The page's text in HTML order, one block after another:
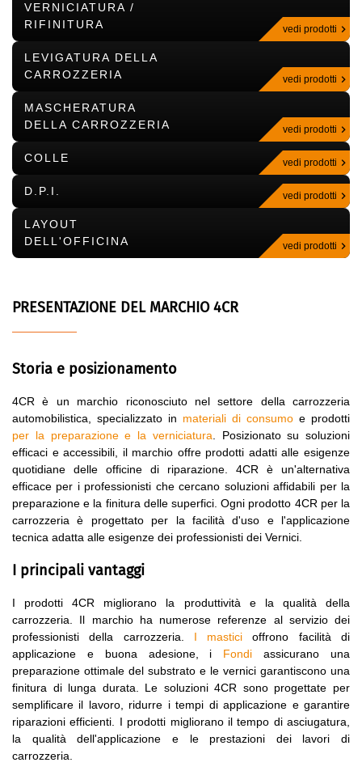
VERNICIATURA /
RIFINITURA
vedi prodotti
LEVIGATURA DELLA
CARROZZERIA
vedi prodotti
MASCHERATURA
DELLA CARROZZERIA
vedi prodotti
COLLE vedi prodotti
D.P.I. vedi prodotti
LAYOUT
DELL'OFFICINA
vedi prodotti
PRESENTAZIONE DEL MARCHIO 4CR
Storia e posizionamento
4CR è un marchio riconosciuto nel settore della carrozzeria
automobilistica, specializzato in materiali di consumo e prodotti
per la preparazione e la verniciatura . Posizionato su soluzioni
efficaci e accessibili, il marchio offre prodotti adatti alle esigenze
quotidiane delle officine di riparazione. 4CR è un'alternativa
efficace per i professionisti che cercano soluzioni affidabili per la
preparazione e la finitura delle superfici. Ogni prodotto 4CR per la
carrozzeria è progettato per la facilità d'uso e l'applicazione
tecnica adatta alle esigenze dei professionisti dei Vernici.
I principali vantaggi
I prodotti 4CR migliorano la produttività e la qualità della
carrozzeria. Il marchio ha numerose referenze al servizio dei
professionisti della carrozzeria. I mastici offrono facilità di
applicazione e buona adesione, i Fondi assicurano una
preparazione ottimale del substrato e le vernici garantiscono una
finitura di lunga durata. Le soluzioni 4CR sono progettate per
semplificare il lavoro, ridurre i tempi di applicazione e garantire
riparazioni efficienti. I prodotti migliorano il tempo di asciugatura,
la qualità dell'applicazione e le prestazioni dei lavori di
carrozzeria.